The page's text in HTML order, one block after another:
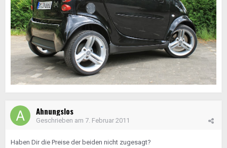
Ahnungslos
Geschrieben am 7. Februar 2011
Haben Dir die Preise der beiden nicht zugesagt?